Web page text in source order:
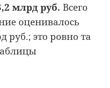
млрд руб. Всего
оценивалось
руб.; это ровно та